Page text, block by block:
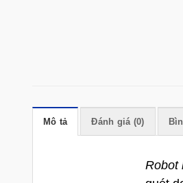
Mô tả Đánh giá (0)
Robot